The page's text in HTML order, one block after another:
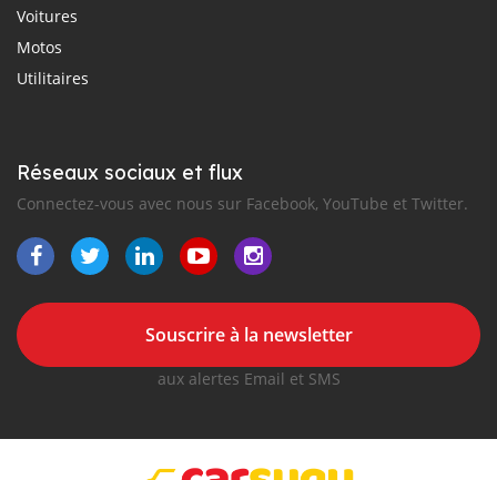
Voitures
Motos
Utilitaires
Réseaux sociaux et flux
Connectez-vous avec nous sur Facebook, YouTube et Twitter.
Souscrire à la newsletter
aux alertes Email et SMS